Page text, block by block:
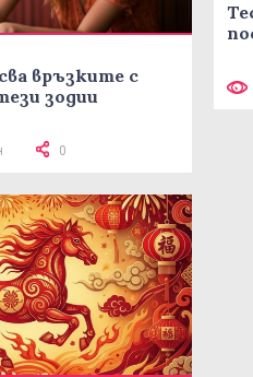
връзките с
зодии
0